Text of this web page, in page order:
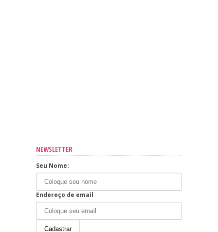
NEWSLETTER
Seu Nome:
Endereço de email